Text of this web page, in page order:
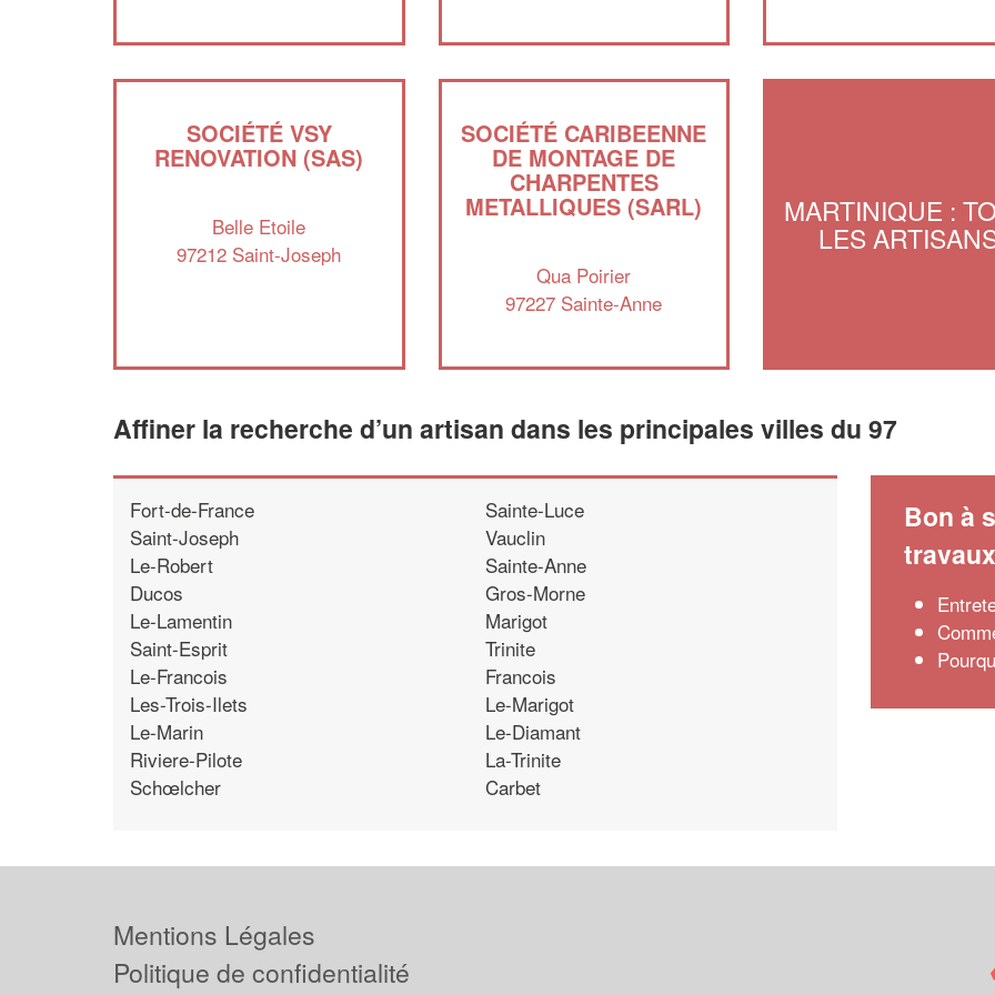
SOCIÉTÉ VSY
RENOVATION (SAS)
Belle Etoile
97212 Saint-Joseph
SOCIÉTÉ CARIBEENNE
DE MONTAGE DE
CHARPENTES
METALLIQUES (SARL)
Qua Poirier
97227 Sainte-Anne
MARTINIQUE :
LES
Affiner la recherche d’un artisan dans les principales villes du 97
Fort-de-France
Saint-Joseph
Le-Robert
Ducos
Le-Lamentin
Saint-Esprit
Le-Francois
Les-Trois-Ilets
Le-Marin
Riviere-Pilote
Schœlcher
Sainte-Luce
Vauclin
Sainte-Anne
Gros-Morne
Marigot
Trinite
Francois
Le-Marigot
Le-Diamant
La-Trinite
Carbet
Bon à
travaux
Mentions Légales
Politique de confidentialité